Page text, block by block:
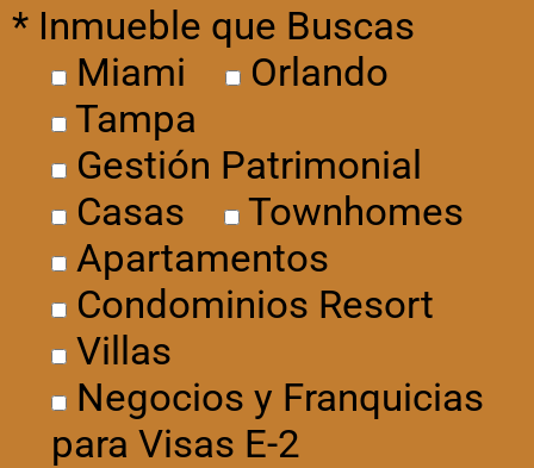
* Inmueble que Buscas
Miami
Orlando
Tampa
Gestión Patrimonial
Casas
Townhomes
Apartamentos
Condominios Resort
Villas
Negocios y Franquicias
para Visas E-2